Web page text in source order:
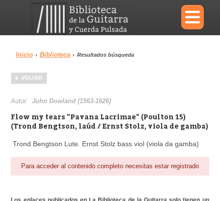
×
Menu
Biblioteca
Área personal Reproductor
Inicio › Biblioteca › Resultados búsqueda
VOLVER
Autor:John Dowland (1563-1626)
Flow my tears "Pavana Lacrimae" (Poulton 15)
(Trond Bengtson, laúd / Ernst Stolz, viola de gamba)
Trond Bengtson Lute. Ernst Stolz bass viol (viola da gamba)
Para acceder al contenido completo necesitas estar registrado